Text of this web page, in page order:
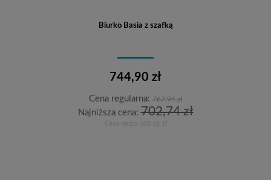
Biurko Basia z szafką
744,90 zł
Cena regularna: 767,94 zł
Najniższa cena:702,74 zł
605,61 zł